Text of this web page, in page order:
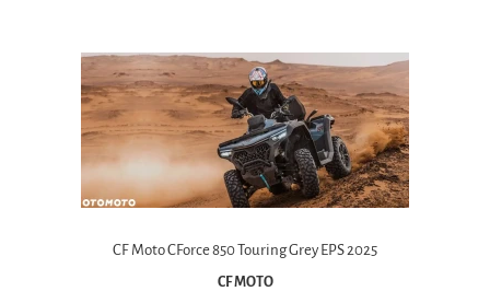
CF Moto CForce 850 Touring Grey EPS 2025
CF MOTO